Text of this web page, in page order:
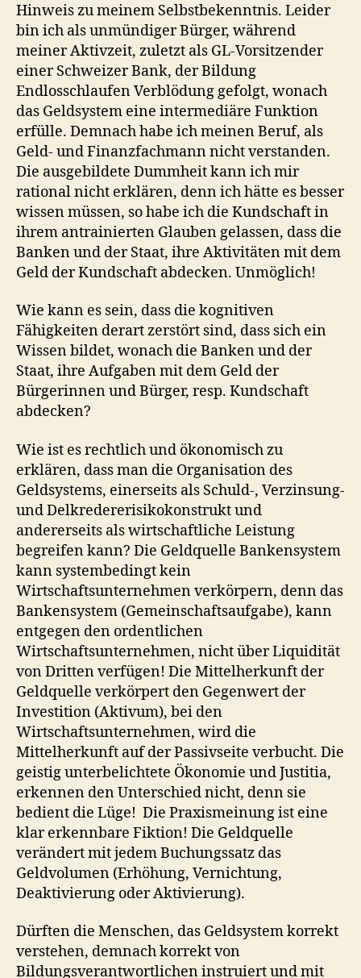
Hinweis zu meinem Selbstbekenntnis. Leider
bin ich als unmündiger Bürger, während
meiner Aktivzeit, zuletzt als GL-Vorsitzender
einer Schweizer Bank, der Bildung
Endlosschlaufen Verblödung gefolgt, wonach
das Geldsystem eine intermediäre Funktion
erfülle. Demnach habe ich meinen Beruf, als
Geld- und Finanzfachmann nicht verstanden.
Die ausgebildete Dummheit kann ich mir
rational nicht erklären, denn ich hätte es besser
wissen müssen, so habe ich die Kundschaft in
ihrem antrainierten Glauben gelassen, dass die
Banken und der Staat, ihre Aktivitäten mit dem
Geld der Kundschaft abdecken. Unmöglich!
Wie kann es sein, dass die kognitiven
Fähigkeiten derart zerstört sind, dass sich ein
Wissen bildet, wonach die Banken und der
Staat, ihre Aufgaben mit dem Geld der
Bürgerinnen und Bürger, resp. Kundschaft
abdecken?
Wie ist es rechtlich und ökonomisch zu
erklären, dass man die Organisation des
Geldsystems, einerseits als Schuld-, Verzinsung-
und Delkredererisikokonstrukt und
andererseits als wirtschaftliche Leistung
begreifen kann? Die Geldquelle Bankensystem
kann systembedingt kein
Wirtschaftsunternehmen verkörpern, denn das
Bankensystem (Gemeinschaftsaufgabe), kann
entgegen den ordentlichen
Wirtschaftsunternehmen, nicht über Liquidität
von Dritten verfügen! Die Mittelherkunft der
Geldquelle verkörpert den Gegenwert der
Investition (Aktivum), bei den
Wirtschaftsunternehmen, wird die
Mittelherkunft auf der Passivseite verbucht. Die
geistig unterbelichtete Ökonomie und Justitia,
erkennen den Unterschied nicht, denn sie
bedient die Lüge! Die Praxismeinung ist eine
klar erkennbare Fiktion! Die Geldquelle
verändert mit jedem Buchungssatz das
Geldvolumen (Erhöhung, Vernichtung,
Deaktivierung oder Aktivierung).
Dürften die Menschen, das Geldsystem korrekt
verstehen, demnach korrekt von
Bildungsverantwortlichen instruiert und mit